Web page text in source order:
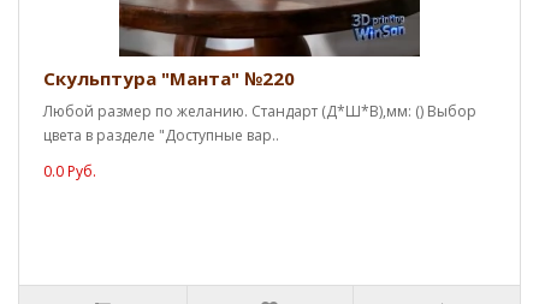
Скульптура "Манта" №220
Любой размер по желанию. Стандарт (Д*Ш*В),мм: () Выбор
цвета в разделе "Доступные вар..
0.0 Руб.